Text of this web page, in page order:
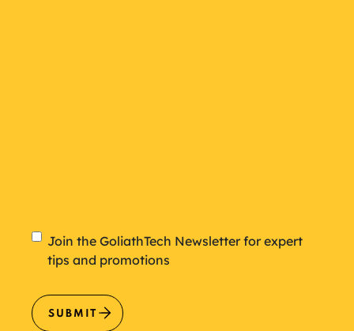
Newsletter
Join the GoliathTech Newsletter for expert
tips and promotions
SUBMIT